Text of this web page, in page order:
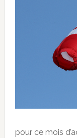
pour ce mois